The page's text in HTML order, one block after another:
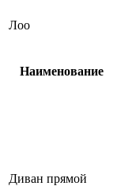
Лоо
Наименование
Диван прямой